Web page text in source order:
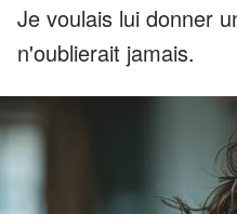
Je voulais lui donner
n'oublierait jamais.